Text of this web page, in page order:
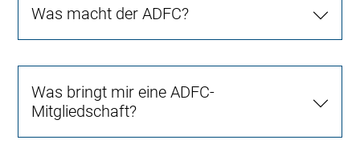
Was macht der ADFC?
Was bringt mir eine ADFC-
Mitgliedschaft?